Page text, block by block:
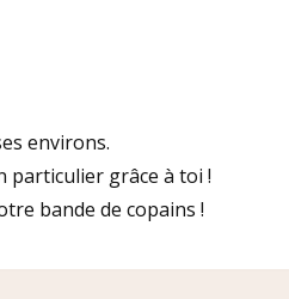
environs.
particulier grâce à toi !
bande de copains !